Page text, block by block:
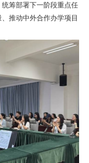
筹部署下一阶段重点任
推动中外合作办学项目